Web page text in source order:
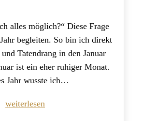
alles möglich?“ Diese Frage
begleiten. So bin ich direkt
Tatendrang in den Januar
ist ein eher ruhiger Monat.
Jahr wusste ich…
Mein
weiterlesen